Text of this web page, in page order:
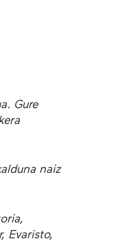
Gure
naiz
Evaristo,